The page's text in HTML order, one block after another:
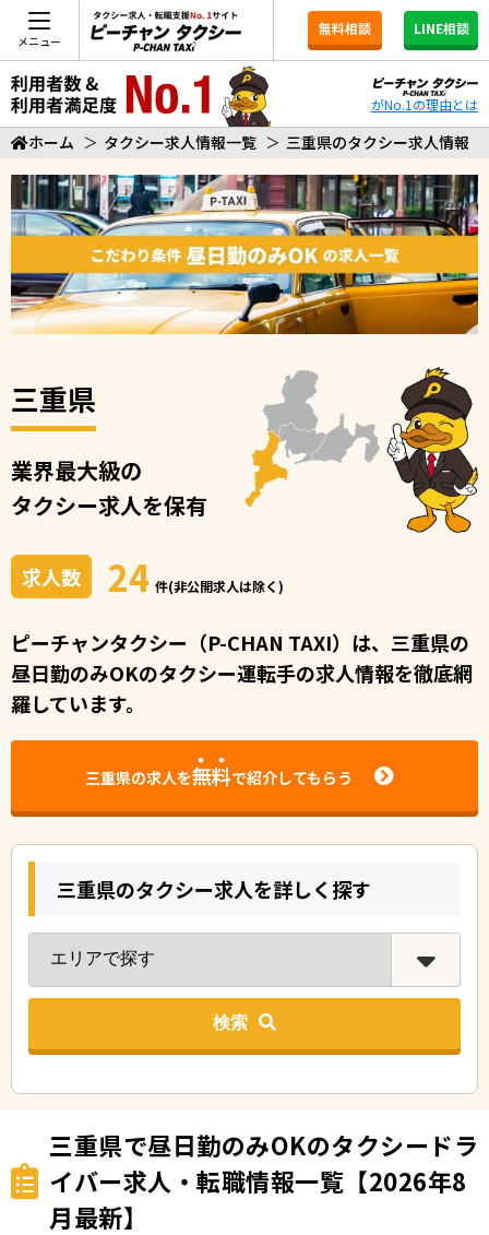
メニュー
無料相談 LINE相談
がNo.1の理由とは
ホーム ＞ タクシー求人情報一覧 ＞ 三重県のタクシー求人情報
三重県
業界最大級の
タクシー求人を保有
求人数 24 件(非公開求人は除く)
ピーチャンタクシー（P-CHAN TAXI）は、三重県の
昼⽇勤のみOKのタクシー運転⼿の求⼈情報を徹底網
羅しています。
三重県の求人を無料で紹介してもらう
三重県のタクシー求人を詳しく探す
検索
三重県で昼日勤のみOKのタクシードラ
イバー求人・転職情報一覧【2026年8
月最新】